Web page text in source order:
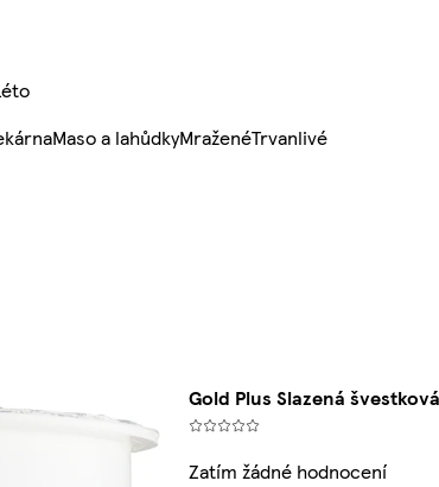
Maso a lahůdkyMraženéTrvanlivé
Gold Plus Slazená
Zatím žádné hodnocení